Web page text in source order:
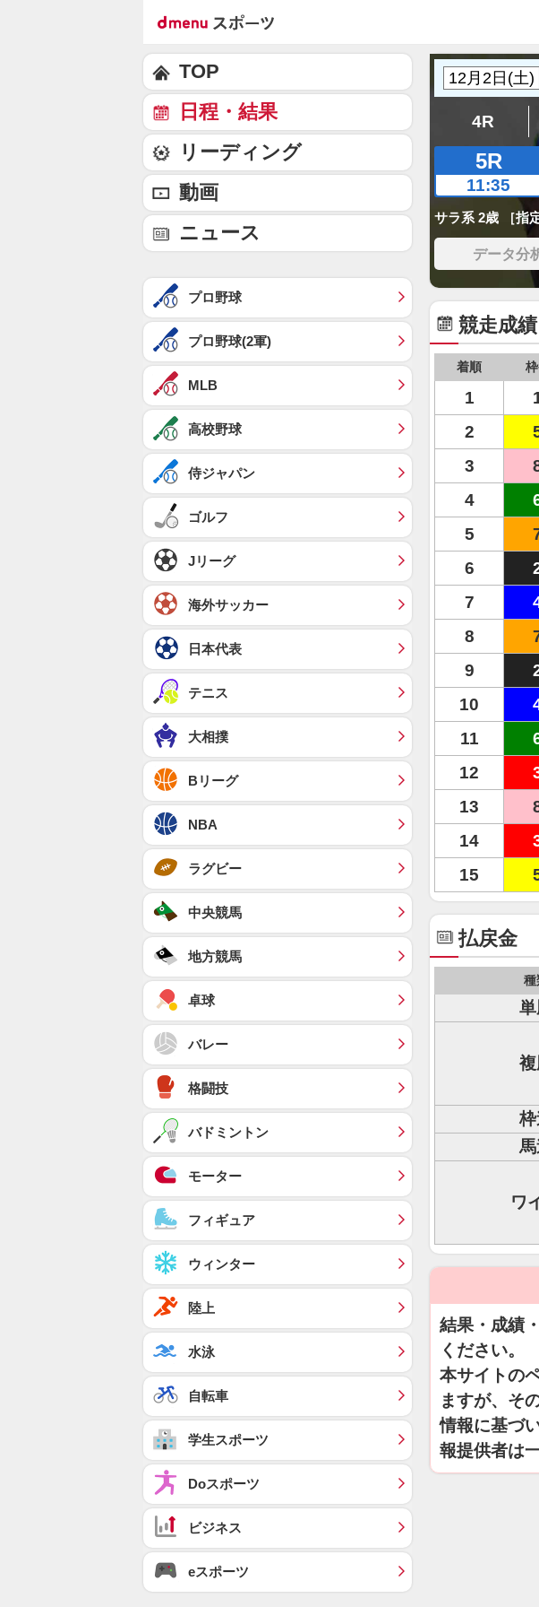
4R
5R
11:35
サラ系 2歳 ［指
データ分
競走成績
着順
1
2
3
4
5
6
7
8
9
10
11
12
13
14
15
払戻金
種
ワ
結果・成績
ください。
本サイトの
ますが、そ
情報に基づ
報提供者は
TOP
日程・結果
リーディング
動画
ニュース
プロ野球
プロ野球(2軍)
MLB
高校野球
侍ジャパン
ゴルフ
Jリーグ
海外サッカー
日本代表
テニス
大相撲
Bリーグ
NBA
ラグビー
中央競馬
地方競馬
卓球
バレー
格闘技
バドミントン
モーター
フィギュア
ウィンター
陸上
水泳
自転車
学生スポーツ
Doスポーツ
ビジネス
eスポーツ